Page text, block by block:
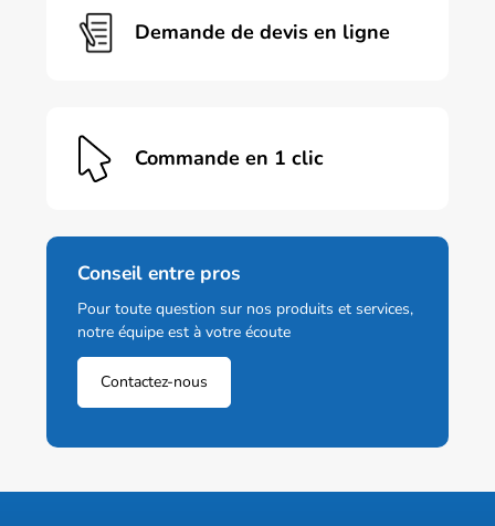
Demande de devis en ligne
Commande en 1 clic
Conseil entre pros
Pour toute question sur nos produits et services,
notre équipe est à votre écoute
Contactez-nous